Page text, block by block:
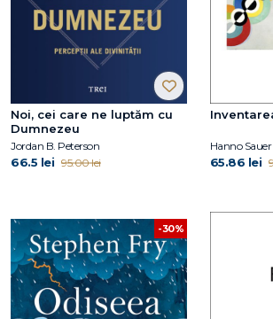
Noi, cei care ne luptăm cu
Dumnezeu
Jordan B. Peterson
66.5 lei 95.00 lei
Hanno Sauer
65.86 lei
-30%